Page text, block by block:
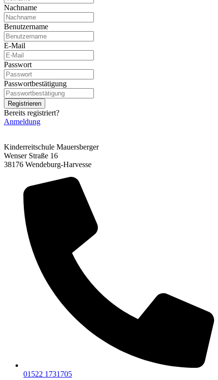
Nachname
Benutzername
E-Mail
Passwort
Passwortbestätigung
Registrieren
Bereits registriert?
Anmeldung
Kinderreitschule Mauersberger
Wenser Straße 16
38176 Wendeburg-Harvesse
01522 1731705